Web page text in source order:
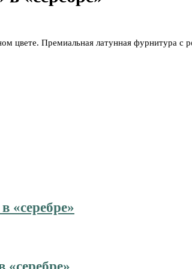
цвете. Премиальная латунная
«серебре»